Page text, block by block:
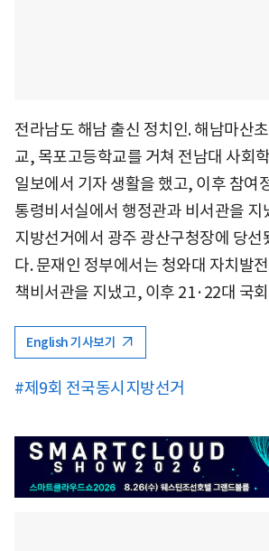
전라남도 해남 출신 정치인. 해남마산
교, 목포고등학교를 거쳐 전남대 사회
일보에서 기자 생활을 했고, 이후 참여
통령비서실에서 행정관과 비서관을 지
지방선거에서 광주 광산구청장에 당선
다. 문재인 정부에서는 청와대 자치발
책비서관을 지냈고, 이후 21·22대 국
English 기사보기
#제9회 전국동시지방선거